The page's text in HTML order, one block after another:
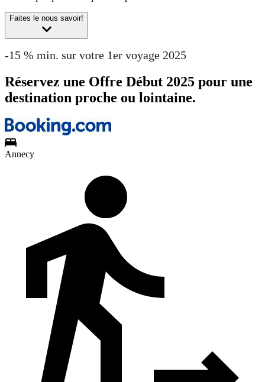
Faites le nous savoir!
-15 % min. sur votre 1er voyage 2025
Réservez une Offre Début 2025 pour une
destination proche ou lointaine.
Annecy